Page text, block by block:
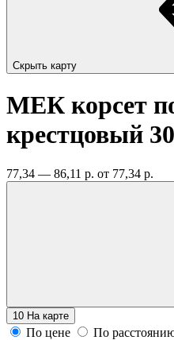
Скрыть карту
МЕК корсет
крестцовый
77,34 — 86,11 р. от 77,34 р.
10 На карте
По цене
По